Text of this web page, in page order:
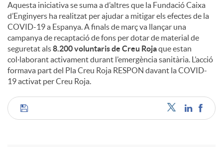
Aquesta iniciativa se suma a d’altres que la Fundació Caixa
d’Enginyers ha realitzat per ajudar a mitigar els efectes de la
COVID-19 a Espanya. A finals de març va llançar una
campanya de recaptació de fons per dotar de material de
seguretat als8.200 voluntaris de Creu Rojaque estan
col·laborant activament durant l’emergència sanitària. L’acció
formava part del Pla Creu Roja RESPON davant la COVID-
19 activat per Creu Roja.
C